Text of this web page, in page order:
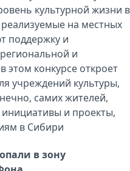
культурной жизни в
на местных
поддержку и
и
этом конкурсе откроет
учреждений культуры,
самих жителей,
и проекты,
в Сибири
в зону